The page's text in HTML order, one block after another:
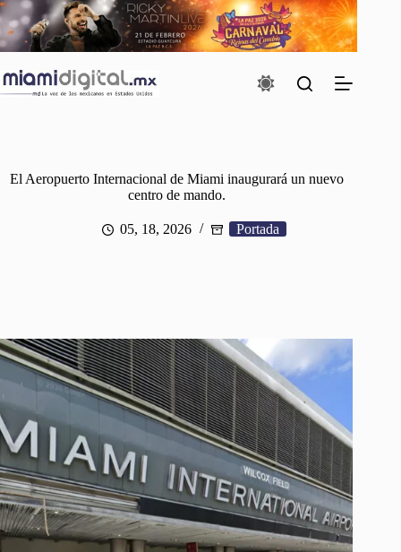
Saltar
al
contenido
El Aeropuerto Internacional de Miami inaugurará un nuevo
centro de mando.
05, 18, 2026 Portada